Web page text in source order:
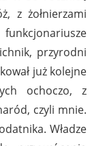
z żołnierzami
przyrodni
już kolejne
ochoczo, z
czyli mnie.
Władze